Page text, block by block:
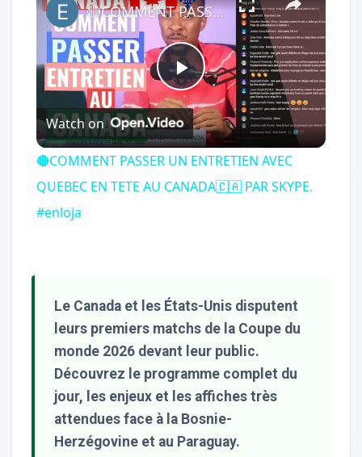
Play
Video
🔴COMMENT PASSER UN ENTRETIEN AVEC QUEBEC EN TETE AU CANADA🇨🇦 PAR SKYPE. #enloja
Watch on
🔴COMMENT PASSER UN ENTRETIEN AVEC
QUEBEC EN TETE AU CANADA🇨🇦 PAR SKYPE.
#enloja
Le Canada et les États-Unis disputent
leurs premiers matchs de la Coupe du
monde 2026 devant leur public.
Découvrez le programme complet du
jour, les enjeux et les affiches très
attendues face à la Bosnie-
Herzégovine et au Paraguay.